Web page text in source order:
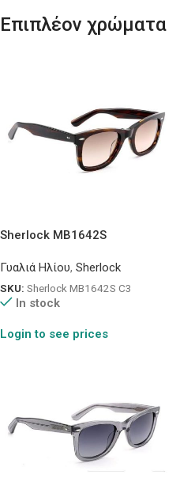
Επιπλέον χρώματα
Sherlock MB1642S
Γυαλιά Ηλίου, Sherlock
SKU: Sherlock MB1642S C3
In stock
Login to see prices